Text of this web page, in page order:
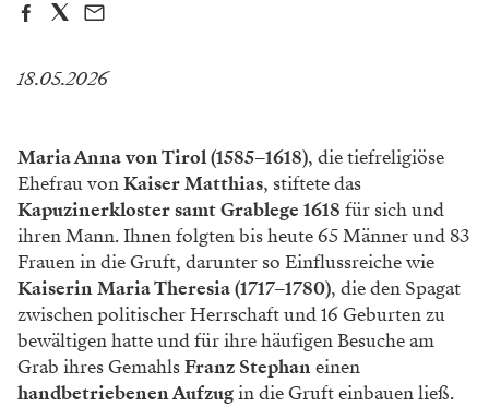
18.05.2026
Maria Anna von Tirol (1585–1618), die tiefreligiöse
Ehefrau vonKaiser Matthias, stiftete das
Kapuzinerkloster samt Grablege 1618 für sich und
ihren Mann. Ihnen folgten bis heute 65 Männer und 83
Frauen in die Gruft, darunter so Einflussreiche wie
Kaiserin Maria Theresia (1717–1780), die den Spagat
zwischen politischer Herrschaft und 16 Geburten zu
bewältigen hatte und für ihre häufigen Besuche am
Grab ihres GemahlsFranz Stephaneinen
handbetriebenen Aufzugin die Gruft einbauen ließ.